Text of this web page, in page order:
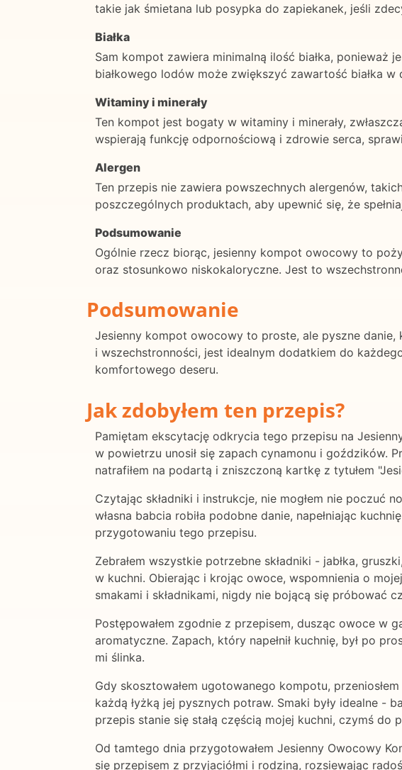
takie jak śmietana lub posypka do zapiekanek, jeśli
Białka
Sam kompot zawiera minimalną ilość białka, ponieważ
białkowego lodów może zwiększyć zawartość białka w
Witaminy i minerały
Ten kompot jest bogaty w witaminy i minerały,
wspierają funkcję odpornościową i zdrowie serca,
Alergen
Ten przepis nie zawiera powszechnych alergenów,
poszczególnych produktach, aby upewnić się, że
Podsumowanie
Ogólnie rzecz biorąc, jesienny kompot owocowy to
oraz stosunkowo niskokaloryczne. Jest to
Podsumowanie
Jesienny kompot owocowy to proste, ale pyszne
i wszechstronności, jest idealnym dodatkiem do
komfortowego deseru.
Jak zdobyłem ten przepis?
Pamiętam ekscytację odkrycia tego przepisu na
w powietrzu unosił się zapach cynamonu i goździków.
natrafiłem na podartą i zniszczoną kartkę z tytułem
Czytając składniki i instrukcje, nie mogłem nie poczuć
własna babcia robiła podobne danie, napełniając
przygotowaniu tego przepisu.
Zebrałem wszystkie potrzebne składniki - jabłka,
w kuchni. Obierając i krojąc owoce, wspomnienia o
smakami i składnikami, nigdy nie bojącą się próbować
Postępowałem zgodnie z przepisem, dusząc owoce w
aromatyczne. Zapach, który napełnił kuchnię, był po
mi ślinka.
Gdy skosztowałem ugotowanego kompotu,
każdą łyżką jej pysznych potraw. Smaki były idealne -
przepis stanie się stałą częścią mojej kuchni, czymś do
Od tamtego dnia przygotowałem Jesienny Owocowy
się przepisem z przyjaciółmi i rodziną, rozsiewając